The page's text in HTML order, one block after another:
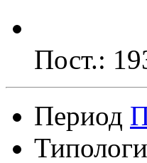
Пост.:
Период